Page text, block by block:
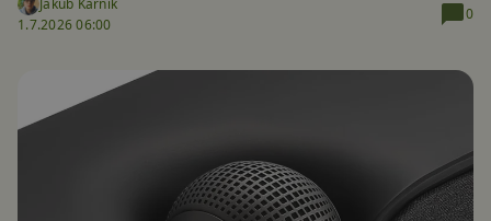
Jakub Kárník
1.7.2026 06:00
0